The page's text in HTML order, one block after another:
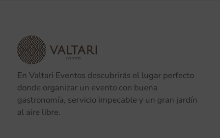
En Valtari Eventos descubrirás el lugar perfecto
donde organizar un evento con buena
gastronomía, servicio impecable y un gran jardín
al aire libre.